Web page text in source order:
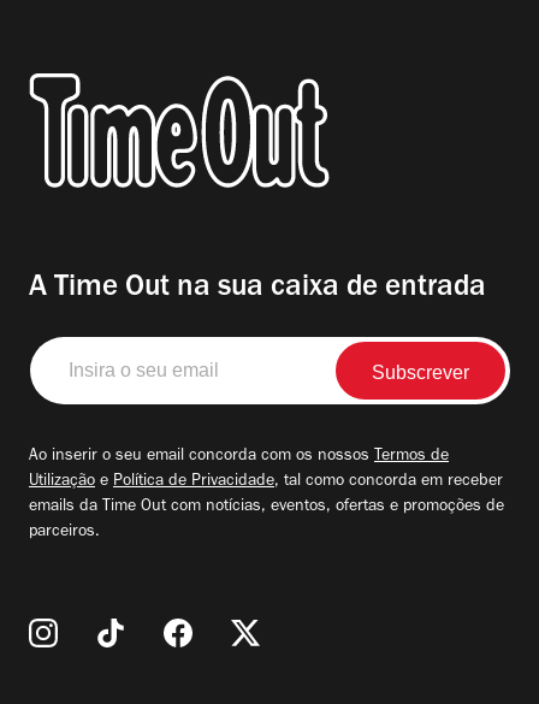
A Time Out na sua caixa de entrada
Insira
o
seu
Ao inserir o seu email concorda com os nossos Termos de
Utilização e Política de Privacidade, tal como concorda em receber
emails da Time Out com notícias, eventos, ofertas e promoções de
parceiros.